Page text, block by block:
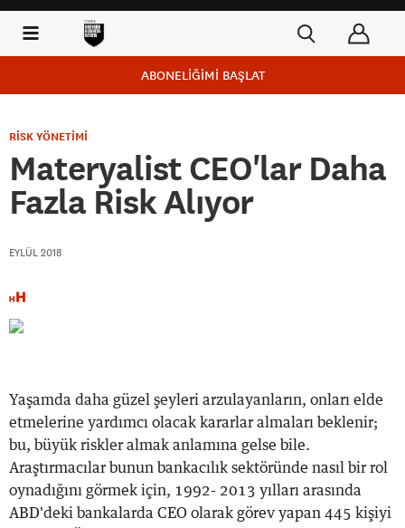
ABONELİĞİMİ BAŞLAT
RİSK YÖNETİMİ
Materyalist CEO'lar Daha
Fazla Risk Alıyor
EYLÜL 2018
Yaşamda daha güzel şeyleri arzulayanların, onları elde
etmelerine yardımcı olacak kararlar almaları beklenir;
bu, büyük riskler almak anlamına gelse bile.
Araştırmacılar bunun bankacılık sektöründe nasıl bir rol
oynadığını görmek için, 1992- 2013 yılları arasında
ABD'deki bankalarda CEO olarak görev yapan 445 kişiyi